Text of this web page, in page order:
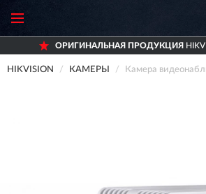
ОРИГИНАЛЬНАЯ ПРОДУКЦИЯ
HIKVISION КАМЕРЫ Камера